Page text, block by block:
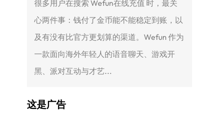
很多用户在搜索 Wefun在线充值 时，最关
心两件事：钱付了金币能不能稳定到账，以
及有没有比官方更划算的渠道。Wefun 作为
一款面向海外年轻人的语音聊天、游戏开
黑、派对互动与才艺...
这是广告